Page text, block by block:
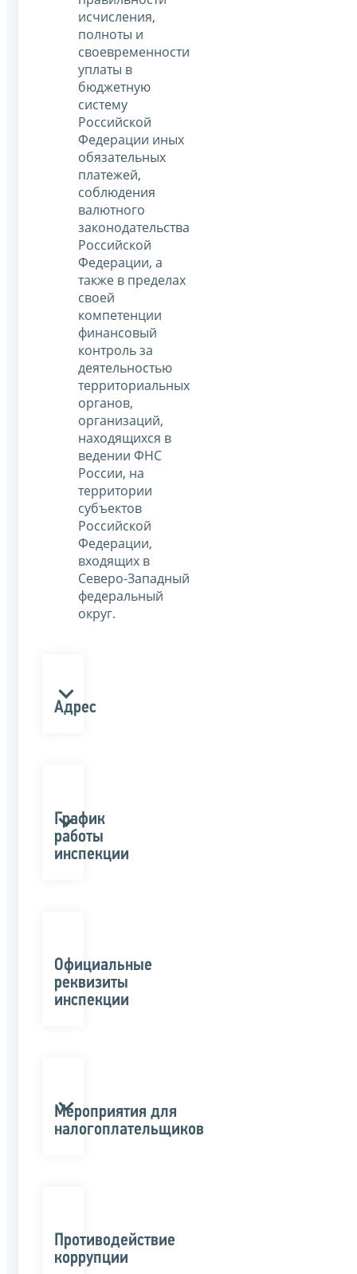
исчисления,
полноты и
своевременности
уплаты в
бюджетную
систему
Российской
Федерации иных
обязательных
платежей,
соблюдения
валютного
законодательства
Российской
Федерации, а
также в пределах
своей
компетенции
финансовый
контроль за
деятельностью
территориальных
органов,
организаций,
находящихся в
ведении ФНС
России, на
территории
субъектов
Российской
Федерации,
входящих в
Северо-Западный
федеральный
округ.
Адрес
График
работы
инспекции
Официальные
реквизиты
инспекции
Мероприятия для
налогоплательщиков
Противодействие
коррупции